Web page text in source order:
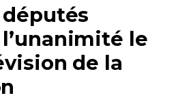
députés
le
de la